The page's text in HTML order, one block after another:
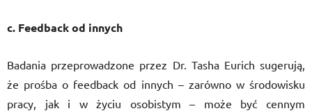
c. Feedback od innych
Badania przeprowadzone przez Dr. Tasha Eurich sugerują,
że prośba o feedback od innych – zarówno w środowisku
pracy, jak i w życiu osobistym – może być cennym